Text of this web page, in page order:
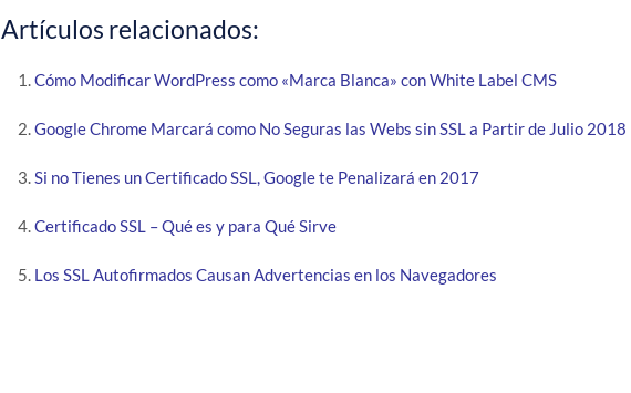
Artículos relacionados:
Cómo Modificar WordPress como «Marca Blanca» con White Label CMS
Google Chrome Marcará como No Seguras las Webs sin SSL a Partir de Julio 2018
Si no Tienes un Certificado SSL, Google te Penalizará en 2017
Certificado SSL – Qué es y para Qué Sirve
Los SSL Autofirmados Causan Advertencias en los Navegadores